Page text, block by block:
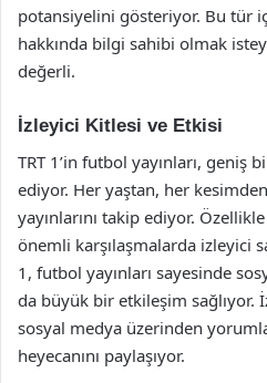
potansiyelini gösteriyor. Bu tür
hakkında bilgi sahibi olmak
değerli.
İzleyici Kitlesi ve Etkisi
TRT 1’in futbol yayınları, geniş
ediyor. Her yaştan, her
yayınlarını takip ediyor.
önemli karşılaşmalarda izleyici
1, futbol yayınları sayesinde
da büyük bir etkileşim sağlıyor.
sosyal medya üzerinden
heyecanını paylaşıyor.